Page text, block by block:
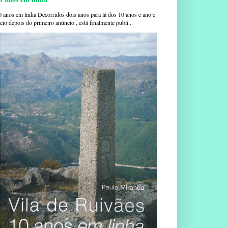
anos em linha Decorridos dois anos para lá dos 10 anos e ano e
depois do primeiro anúncio , está finalmente publi...